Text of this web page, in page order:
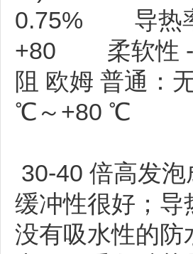
0.75% 导热
+80 柔软性
阻 欧姆 普通
℃～+80 ℃
30-40 倍高发
缓冲性很好；导
没有吸水性的防